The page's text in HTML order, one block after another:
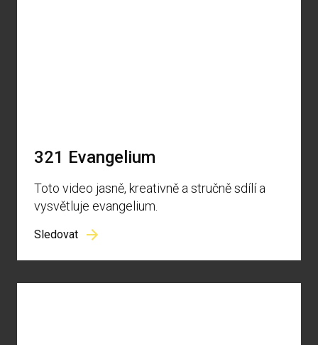
321 Evangelium
Toto video jasně, kreativně a stručně sdílí a
vysvětluje evangelium.
Sledovat